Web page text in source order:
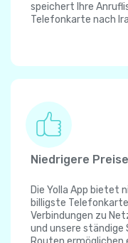
speichert Ihre
Telefonkarte nach
Niedrigere
Die Yolla App bietet
billigste
Verbindungen zu
und unsere ständige